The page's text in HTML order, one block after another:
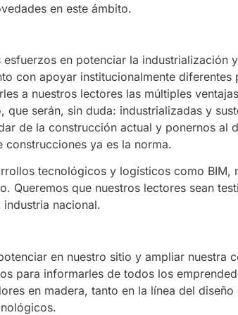
en este ámbito.
esfuerzos en potenciar la industrialización
con apoyar institucionalmente diferentes
a nuestros lectores las múltiples
serán, sin duda: industrializadas y
de la construcción actual y ponernos al
ya es la norma.
tecnológicos y logísticos como BIM,
Queremos que nuestros lectores sean
nacional.
en nuestro sitio y ampliar nuestra
para informarles de todos los
en madera, tanto en la línea del